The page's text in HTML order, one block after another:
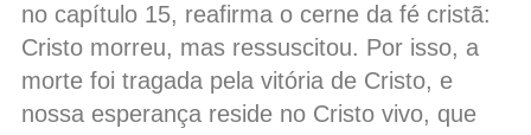
no capítulo 15, reafirma o cerne da fé cristã:
Cristo morreu, mas ressuscitou. Por isso, a
morte foi tragada pela vitória de Cristo, e
nossa esperança reside no Cristo vivo, que